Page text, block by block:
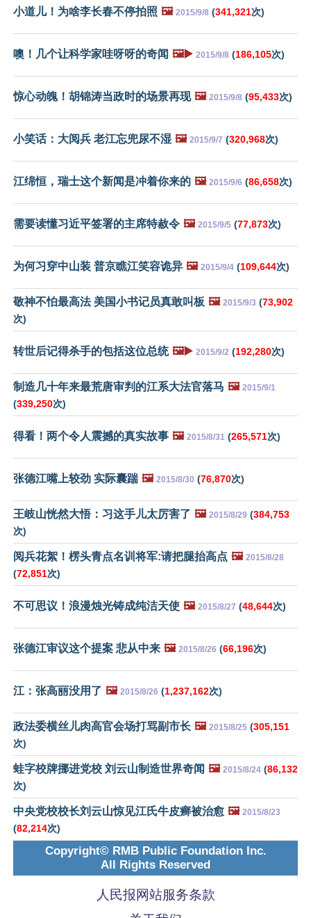
小道儿！为啥李长春不停拍照 🖼️ 2015/9/8 (341,321次)
噢！几个让科学家哇呀呀的奇闻 🖼️▶️ 2015/9/8 (186,105次)
惊心动魄！胡锦涛当政时的场景再现 🖼️ 2015/9/8 (95,433次)
小笑话：大阅兵 老江忘兜尿不湿 🖼️ 2015/9/7 (320,968次)
江绵恒，瑞士这个新闻是冲着你来的 🖼️ 2015/9/6 (86,658次)
需要读懂习近平签署的主席特赦令 🖼️ 2015/9/5 (77,873次)
为何习穿中山装 普京瞧江笑容诡异 🖼️ 2015/9/4 (109,644次)
敬神不怕最高法 美国小书记员真敢叫板 🖼️ 2015/9/3 (73,902
次)
转世后记得杀手的包括这位总统 🖼️▶️ 2015/9/2 (192,280次)
制造几十年来最荒唐审判的江系大法官落马 🖼️ 2015/9/1
(339,250次)
得看！两个令人震撼的真实故事 🖼️ 2015/8/31 (265,571次)
张德江嘴上较劲 实际囊踹 🖼️ 2015/8/30 (76,870次)
王岐山恍然大悟：习这手儿太厉害了 🖼️ 2015/8/29 (384,753
次)
阅兵花絮！楞头青点名训将军:请把腿抬高点 🖼️ 2015/8/28
(72,851次)
不可思议！浪漫烛光铸成纯洁天使 🖼️ 2015/8/27 (48,644次)
张德江审议这个提案 悲从中来 🖼️ 2015/8/26 (66,196次)
江：张高丽没用了 🖼️ 2015/8/26 (1,237,162次)
政法委横丝儿肉高官会场打骂副市长 🖼️ 2015/8/25 (305,151
次)
蛙字校牌挪进党校 刘云山制造世界奇闻 🖼️ 2015/8/24 (86,132
次)
中央党校校长刘云山惊见江氏牛皮癣被治愈 🖼️ 2015/8/23
(82,214次)
Copyright© RMB Public Foundation Inc.
All Rights Reserved
人民报网站服务条款